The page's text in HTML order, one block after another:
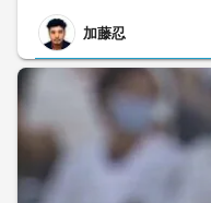
加藤忍